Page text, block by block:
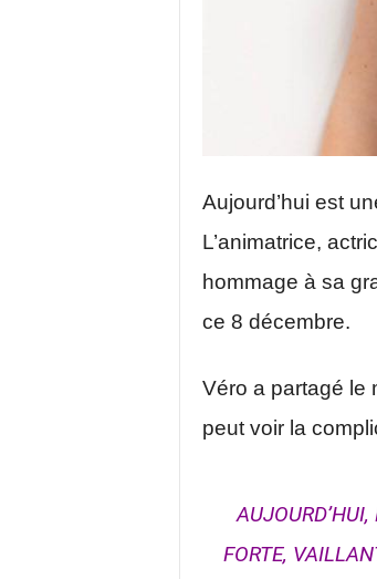
Aujourd’hui est
L’animatrice,
hommage à sa
ce 8 décembre.
Véro a partagé le
peut voir la
FORTE,